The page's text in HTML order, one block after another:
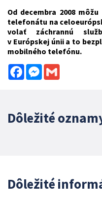
Od decembra 2008
telefonátu na
volať záchrannú
v Európskej únii a to
mobilného telefónu.
FacebookMessenger
Dôležité
Dôležité